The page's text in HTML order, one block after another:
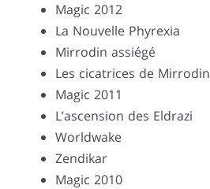
Magic 2012
La Nouvelle Phyrexia
Mirrodin assiégé
Les cicatrices de Mirrodin
Magic 2011
L’ascension des Eldrazi
Worldwake
Zendikar
Magic 2010